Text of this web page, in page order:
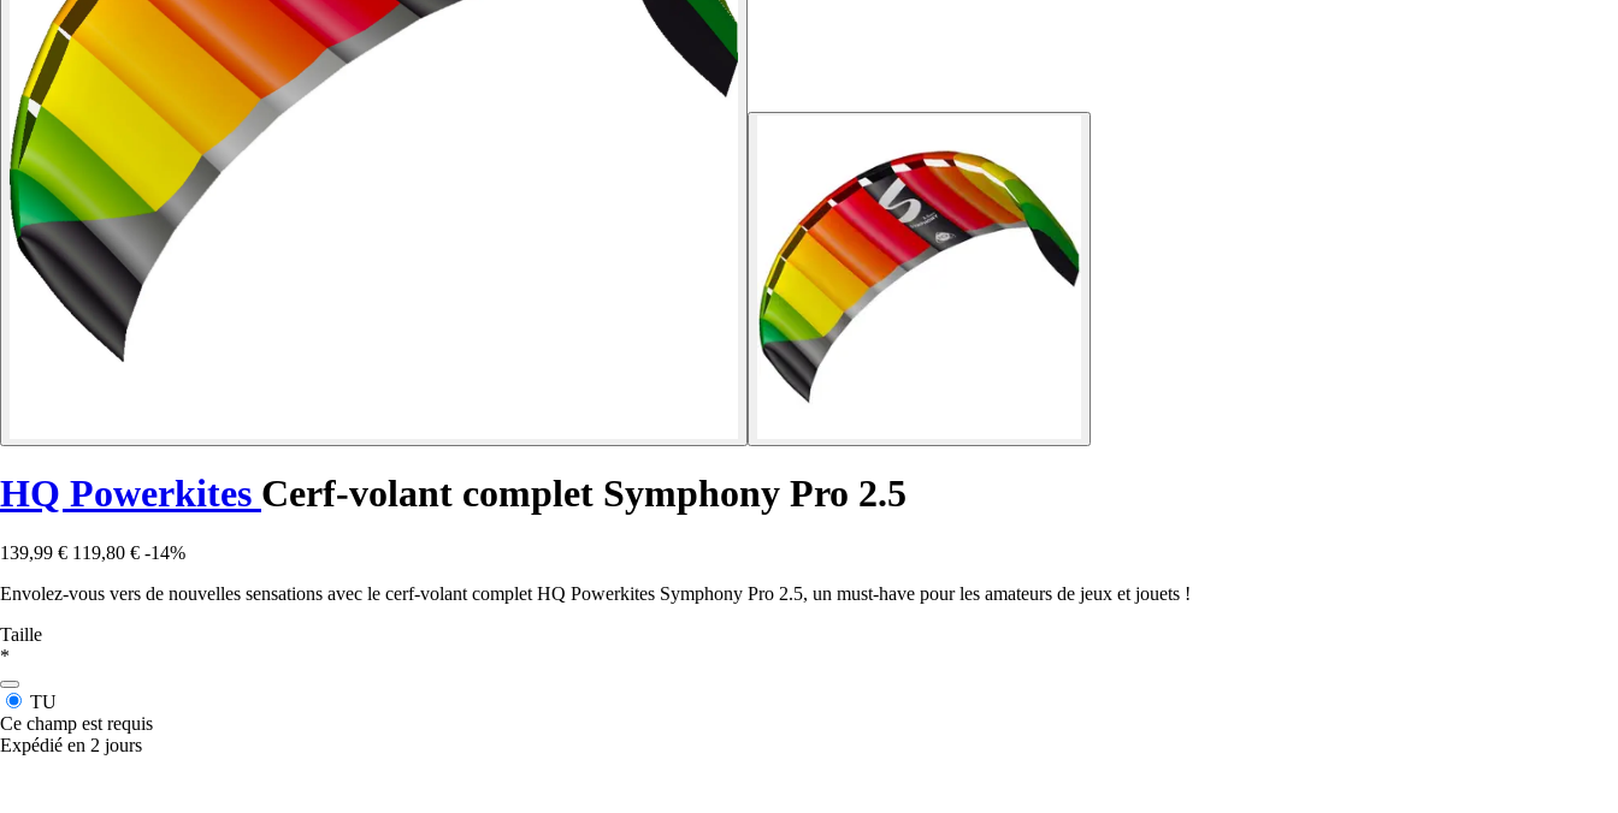
HQ Powerkites Cerf-volant complet Symphony Pro 2.5
139,99 € 119,80 € -14%
Envolez-vous vers de nouvelles sensations avec le cerf-volant complet HQ Powerkites Symphony Pro 2.5, un must-have pour les amateurs de jeux et jouets !
Taille
*
TU
Ce champ est requis
Expédié en 2 jours